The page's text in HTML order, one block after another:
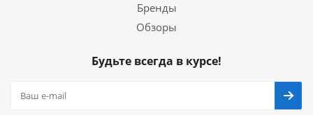
Бренды
Обзоры
Будьте всегда в курсе!